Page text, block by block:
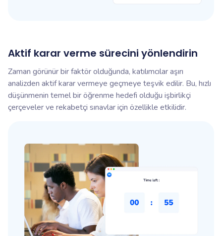
Aktif karar verme sürecini yönlendirin
Zaman görünür bir faktör olduğunda, katılımcılar aşırı
analizden aktif karar vermeye geçmeye teşvik edilir. Bu, hızlı
düşünmenin temel bir öğrenme hedefi olduğu işbirlikçi
çerçeveler ve rekabetçi sınavlar için özellikle etkilidir.